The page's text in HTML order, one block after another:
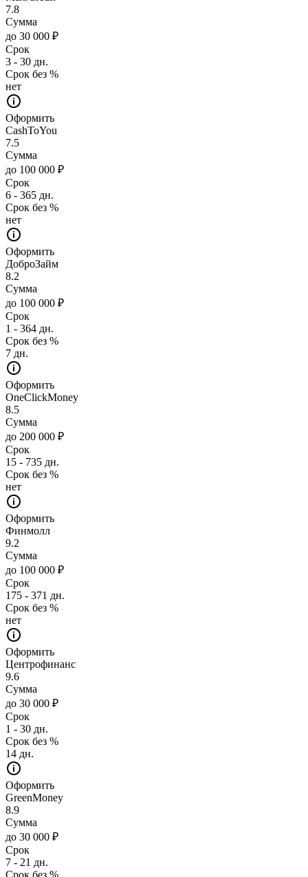
7.8
Сумма
до 30 000 ₽
Срок
3 - 30 дн.
Срок без %
нет
Оформить
CashToYou
7.5
Сумма
до 100 000 ₽
Срок
6 - 365 дн.
Срок без %
нет
Оформить
ДоброЗайм
8.2
Сумма
до 100 000 ₽
Срок
1 - 364 дн.
Срок без %
7 дн.
Оформить
OneClickMoney
8.5
Сумма
до 200 000 ₽
Срок
15 - 735 дн.
Срок без %
нет
Оформить
Финмолл
9.2
Сумма
до 100 000 ₽
Срок
175 - 371 дн.
Срок без %
нет
Оформить
Центрофинанс
9.6
Сумма
до 30 000 ₽
Срок
1 - 30 дн.
Срок без %
14 дн.
Оформить
GreenMoney
8.9
Сумма
до 30 000 ₽
Срок
7 - 21 дн.
Срок без %